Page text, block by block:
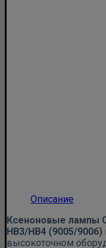
Описание
Ксеноновые лампы
HB3/HB4 (9005/9006)
высокоточном